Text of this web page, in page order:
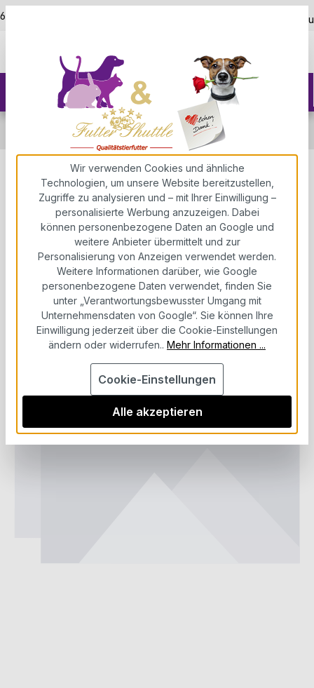
Zum Hauptinhalt springen über 5.000+ zufriedene
Probierpakete für Hund & Katze
Probierpakete Welpenfutter
Probierpaket Welpenfutter für
kleine Rassen. Höchste Güte.
Eines der besten und
hochwertigsten Super Premium
Welpen Trockenfutter auf dem
Markt
Futter Shuttle
Wir verwenden Cookies und ähnliche
Technologien, um unsere Website bereitzustellen,
Zugriffe zu analysieren und – mit Ihrer Einwilligung –
personalisierte Werbung anzuzeigen. Dabei
können personenbezogene Daten an Google und
weitere Anbieter übermittelt und zur
Personalisierung von Anzeigen verwendet werden.
Weitere Informationen darüber, wie Google
personenbezogene Daten verwendet, finden Sie
unter „Verantwortungsbewusster Umgang mit
Unternehmensdaten von Google“. Sie können Ihre
Einwilligung jederzeit über die Cookie-Einstellungen
ändern oder widerrufen.. Mehr Informationen ...
Cookie-Einstellungen
Alle akzeptieren